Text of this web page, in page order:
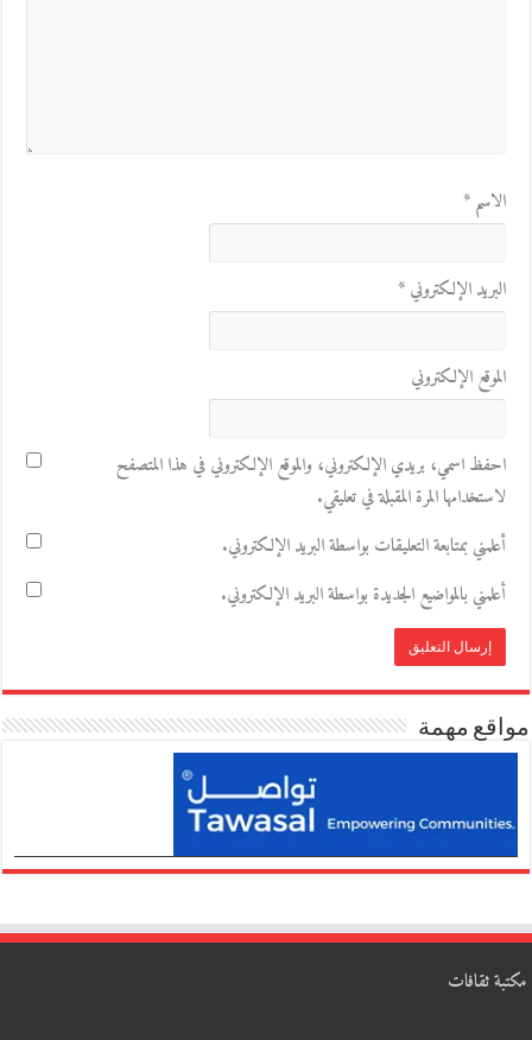
الاسم*
البريد الإلكتروني*
الموقع الإلكتروني
احفظ اسمي، بريدي الإلكتروني، والموقع الإلكتروني في هذا المتصفح
لاستخدامها المرة المقبلة في تعليقي.
أعلمني بمتابعة التعليقات بواسطة البريد الإلكتروني.
أعلمني بالمواضيع الجديدة بواسطة البريد الإلكتروني.
مواقع مهمة
مكتبة ثقافات